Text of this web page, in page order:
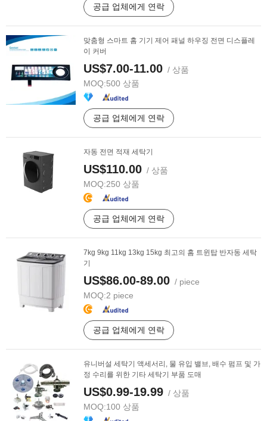
공급 업체에게 연락
맞춤형 스마트 홈 기기 제어 패널 하우징 전면 디스플레
이 커버
US$7.00-11.00 / 상품
MOQ:500 상품
공급 업체에게 연락
자동 전면 적재 세탁기
US$110.00 / 상품
MOQ:250 상품
공급 업체에게 연락
7kg 9kg 11kg 13kg 15kg 최고의 홈 트윈탑 반자동 세탁
기
US$86.00-89.00 / piece
MOQ:2 piece
공급 업체에게 연락
유니버설 세탁기 액세서리, 물 유입 밸브, 배수 펌프 및 가
정 수리를 위한 기타 세탁기 부품 도매
US$0.99-19.99 / 상품
MOQ:100 상품